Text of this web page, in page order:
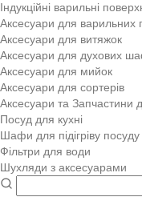
Індукційні варильні
Аксесуари для варильних
Аксесуари для витяжок
Аксесуари для духових
Аксесуари для мийок
Аксесуари для сортерів
Аксесуари та Запчастини
Посуд для кухні
Шафи для підігріву посуду
Фільтри для води
Шухляди з аксесуарами